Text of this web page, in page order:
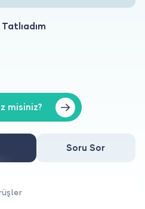
misiniz?
Soru Sor